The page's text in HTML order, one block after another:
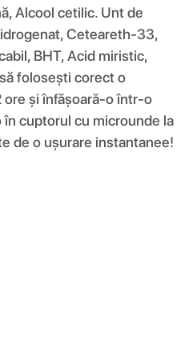
Alcool cetilic. Unt de
Ceteareth-33,
BHT, Acid miristic,
folosești corect o
ore și înfășoară-o într-o
în cuptorul cu microunde la
de o ușurare instantanee!